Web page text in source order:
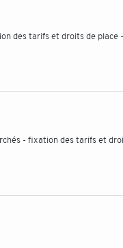
des tarifs et droits de place
- fixation des tarifs et